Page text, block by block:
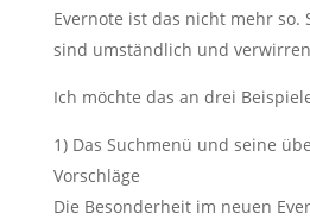
Evernote ist das nicht mehr so.
sind umständlich und
Ich möchte das an drei
1) Das Suchmenü und seine
Vorschläge
Die Besonderheit im neuen